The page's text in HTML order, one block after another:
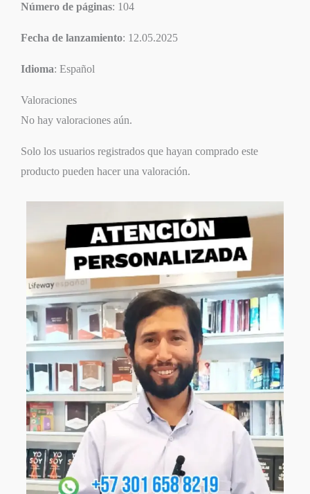
Número de páginas: 104
Fecha de lanzamiento: 12.05.2025
Idioma: Español
Valoraciones
No hay valoraciones aún.
Solo los usuarios registrados que hayan comprado este
producto pueden hacer una valoración.